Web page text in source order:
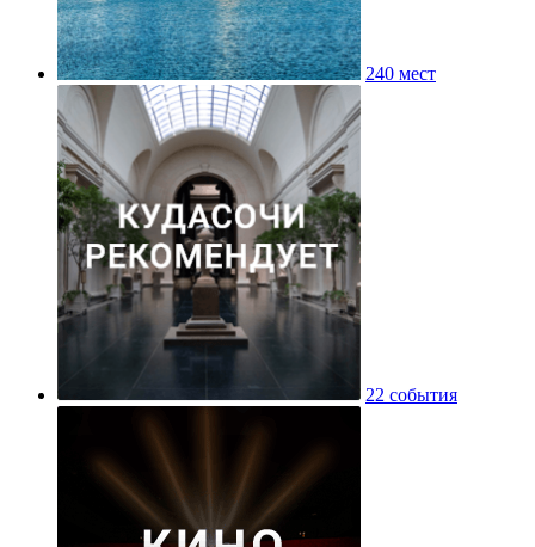
240 мест
22 события